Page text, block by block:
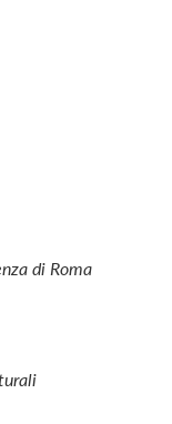
di Roma